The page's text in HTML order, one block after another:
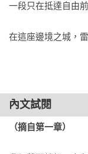
一段只在抵達自由
在這座邊境之城，
內文試閱
（摘自第一章）